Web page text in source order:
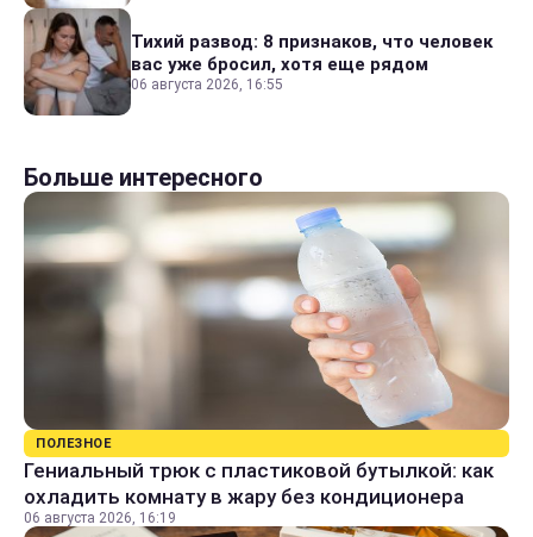
Тихий развод: 8 признаков, что человек
вас уже бросил, хотя еще рядом
06 августа 2026, 16:55
Больше интересного
ПОЛЕЗНОЕ
Гениальный трюк с пластиковой бутылкой: как
охладить комнату в жару без кондиционера
06 августа 2026, 16:19